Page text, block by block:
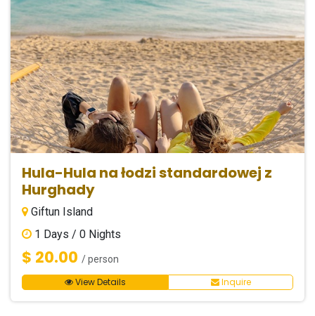
Hula-Hula na łodzi standardowej z
Hurghady
Giftun Island
1 Days / 0 Nights
$ 20.00 / person
View Details Inquire